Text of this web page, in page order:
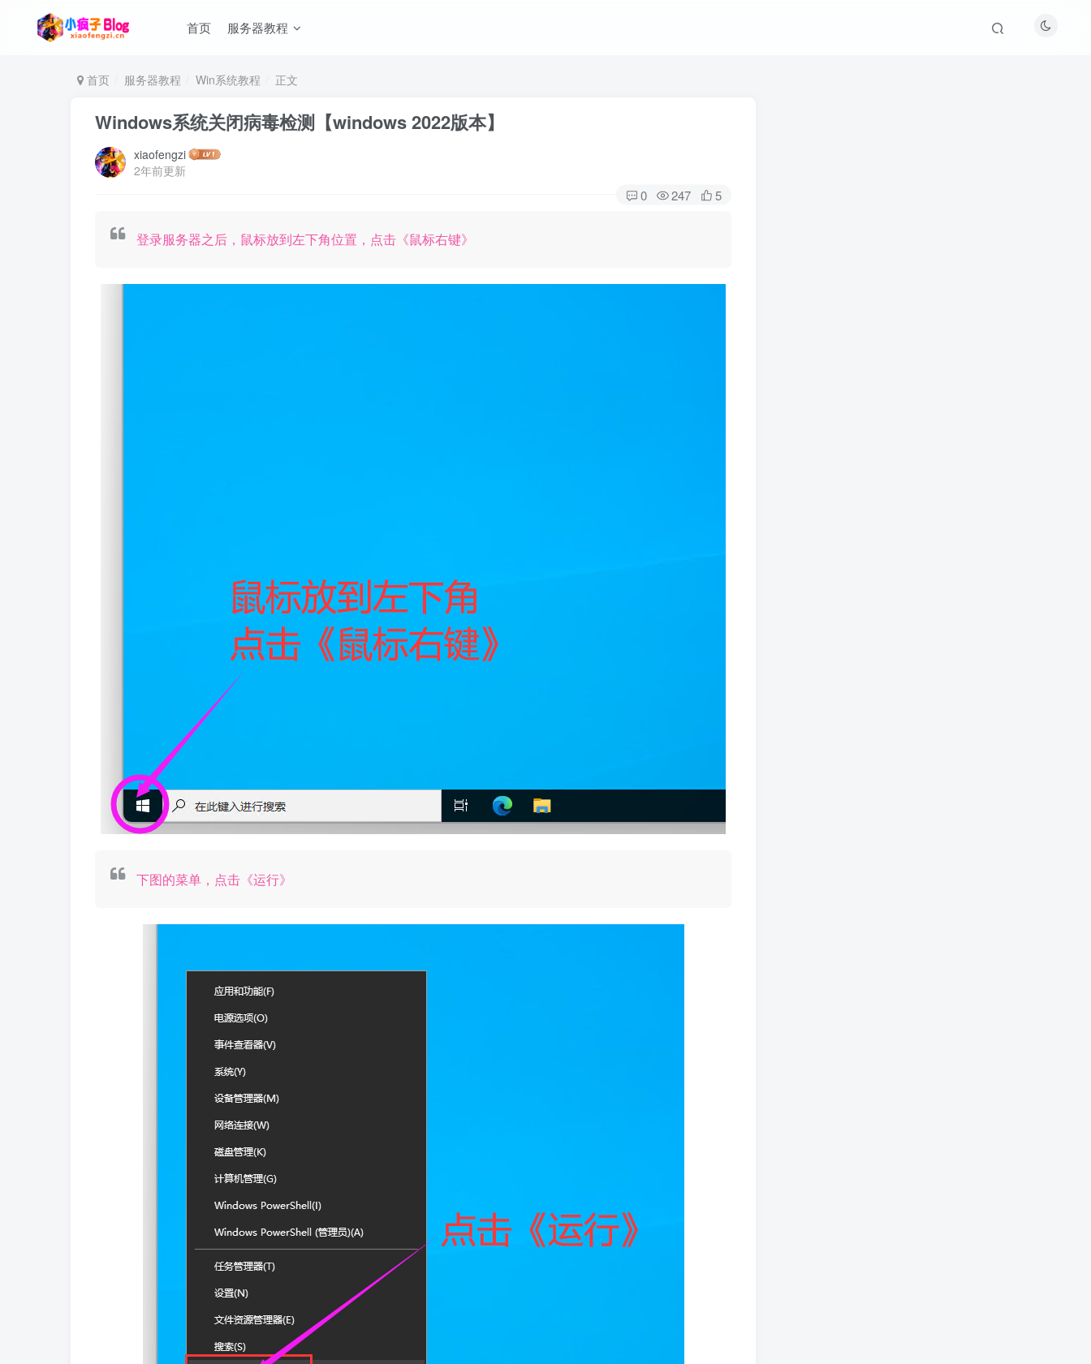
首页 服务器教程
首页 服务器教程 Win系统教程 正文
Windows系统关闭病毒检测【windows 2022版本】
xiaofengzi
2年前更新
0 247 5
登录服务器之后，鼠标放到左下角位置，点击《鼠标右键》
下图的菜单，点击《运行》